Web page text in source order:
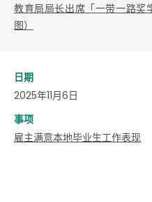
教育局局长出席「一带一路奖
图）
日期
2025年11月6日
事项
雇主满意本地毕业生工作表现